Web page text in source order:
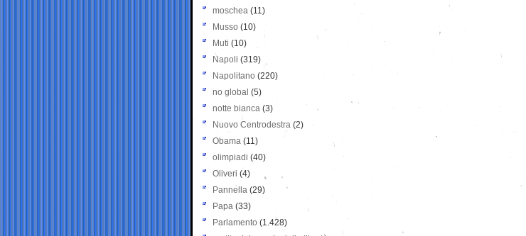
moschea (11)
Musso (10)
Muti (10)
Napoli (319)
Napolitano (220)
no global (5)
notte bianca (3)
Nuovo Centrodestra (2)
Obama (11)
olimpiadi (40)
Oliveri (4)
Pannella (29)
Papa (33)
Parlamento (1.428)